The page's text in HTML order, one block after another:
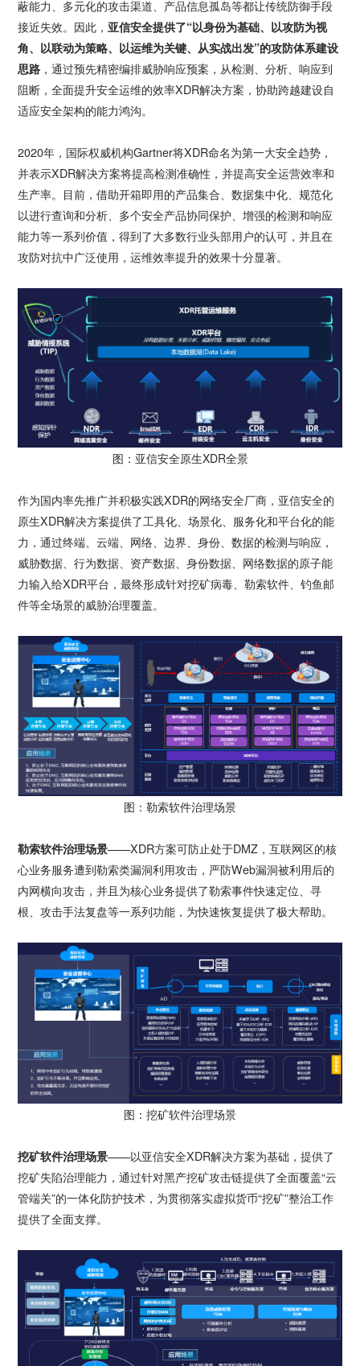
蔽能力、多元化的攻击渠道、产品信息孤岛等都让传统防御手段
接近失效。因此， 亚信安全提供了“以身份为基础、以攻防为视
角、以联动为策略、以运维为关键、从实战出发”的攻防体系建设
思路 ，通过预先精密编排威胁响应预案，从检测、分析、响应到
阻断，全面提升安全运维的效率XDR解决方案，协助跨越建设自
适应安全架构的能力鸿沟。
2020年，国际权威机构Gartner将XDR命名为第一大安全趋势，
并表示XDR解决方案将提高检测准确性，并提高安全运营效率和
生产率。目前，借助开箱即用的产品集合、数据集中化、规范化
以进行查询和分析、多个安全产品协同保护、增强的检测和响应
能力等一系列价值，得到了大多数行业头部用户的认可，并且在
攻防对抗中广泛使用，运维效率提升的效果十分显著。
图：亚信安全原生XDR全景
作为国内率先推广并积极实践XDR的网络安全厂商，亚信安全的
原生XDR解决方案提供了工具化、场景化、服务化和平台化的能
力，通过终端、云端、网络、边界、身份、数据的检测与响应，
威胁数据、行为数据、资产数据、身份数据、网络数据的原子能
力输入给XDR平台，最终形成针对挖矿病毒、勒索软件、钓鱼邮
件等全场景的威胁治理覆盖。
图：勒索软件治理场景
勒索软件治理场景——XDR方案可防止处于DMZ，互联网区的核
心业务服务遭到勒索类漏洞利用攻击，严防Web漏洞被利用后的
内网横向攻击，并且为核心业务提供了勒索事件快速定位、寻
根、攻击手法复盘等一系列功能，为快速恢复提供了极大帮助。
图：挖矿软件治理场景
挖矿软件治理场景——以亚信安全XDR解决方案为基础，提供了
挖矿失陷治理能力，通过针对黑产挖矿攻击链提供了全面覆盖“云
管端关”的一体化防护技术，为贯彻落实虚拟货币“挖矿”整治工作
提供了全面支撑。